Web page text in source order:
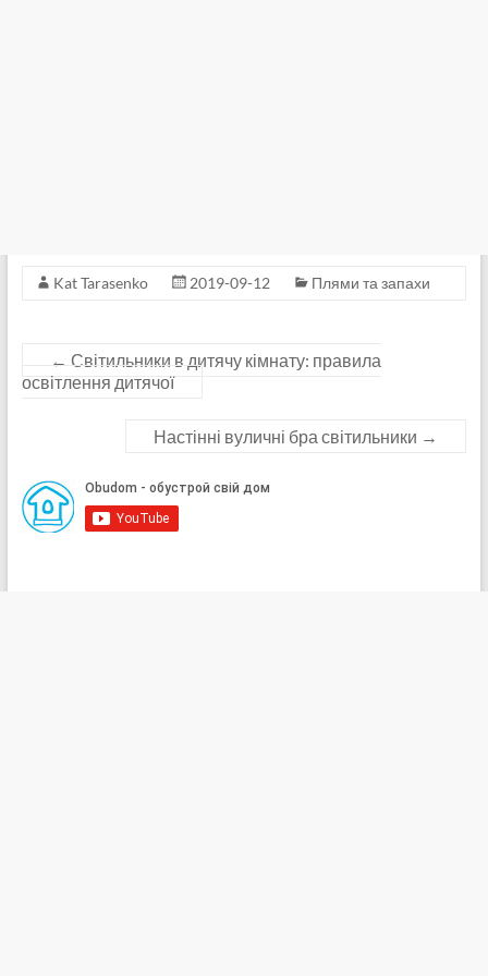
Kat Tarasenko 2019-09-12 Плями та запахи
← Світильники в дитячу кімнату: правила
освітлення дитячої
Настінні вуличні бра світильники →